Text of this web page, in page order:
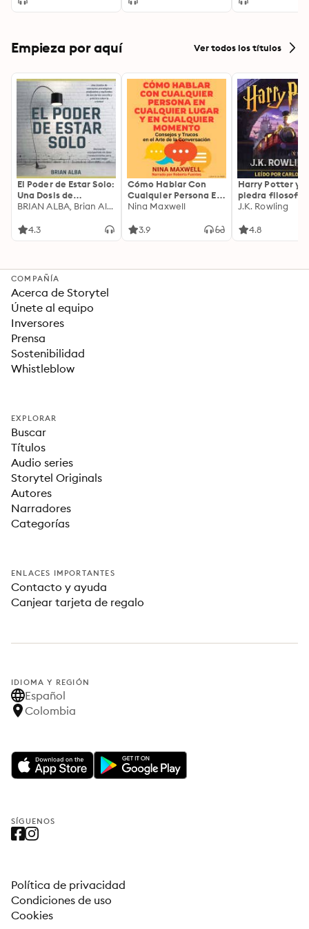
Empieza por aquí Ver todos los títulos
El Poder de Estar Solo:
Una Dosis de
Motivación
Ideas Revolucionarias
BRIAN ALBA, Brian Alba
4.3
Cómo Hablar Con
Cualquier Persona En
Cualquier Lugar Y En
Nina Maxwell
3.9
Harry Potter y
piedra filosofal
J.K. Rowling
4.8
COMPAÑÍA
Acerca de Storytel
Únete al equipo
Inversores
Prensa
Sostenibilidad
Whistleblow
EXPLORAR
Buscar
Títulos
Audio series
Storytel Originals
Autores
Narradores
Categorías
ENLACES IMPORTANTES
Contacto y ayuda
Canjear tarjeta de regalo
IDIOMA Y REGIÓN
Español
Colombia
SÍGUENOS
Política de privacidad
Condiciones de uso
Cookies